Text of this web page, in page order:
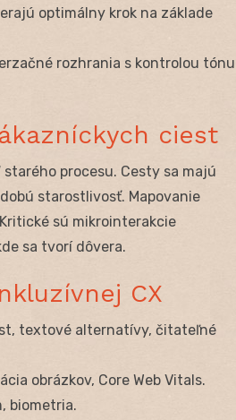
optimálny krok na základe
rozhrania s kontrolou tónu
ciest
procesu. Cesty sa majú
starostlivosť. Mapovanie
sú mikrointerakcie
sa tvorí dôvera.
CX
textové alternatívy, čitateľné
obrázkov, Core Web Vitals.
biometria.